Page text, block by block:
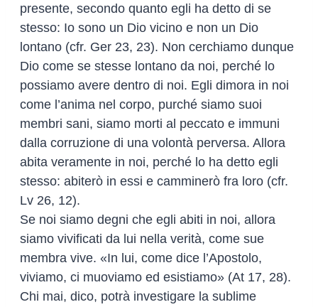
presente, secondo quanto egli ha detto di se
stesso: Io sono un Dio vicino e non un Dio
lontano (cfr. Ger 23, 23). Non cerchiamo dunque
Dio come se stesse lontano da noi, perché lo
possiamo avere dentro di noi. Egli dimora in noi
come l’anima nel corpo, purché siamo suoi
membri sani, siamo morti al peccato e immuni
dalla corruzione di una volontà perversa. Allora
abita veramente in noi, perché lo ha detto egli
stesso: abiterò in essi e camminerò fra loro (cfr.
Lv 26, 12).
Se noi siamo degni che egli abiti in noi, allora
siamo vivificati da lui nella verità, come sue
membra vive. «In lui, come dice l’Apostolo,
viviamo, ci muoviamo ed esistiamo» (At 17, 28).
Chi mai, dico, potrà investigare la sublime